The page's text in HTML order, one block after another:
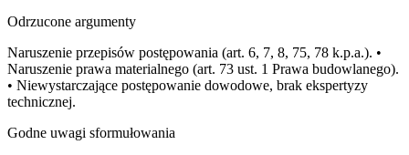
Odrzucone argumenty
Naruszenie przepisów postępowania (art. 6, 7, 8, 75, 78 k.p.a.). •
Naruszenie prawa materialnego (art. 73 ust. 1 Prawa budowlanego).
• Niewystarczające postępowanie dowodowe, brak ekspertyzy
technicznej.
Godne uwagi sformułowania